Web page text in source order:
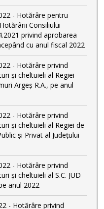
- Hotărâre pentru
Consiliului
privind aprobarea
cu anul fiscal 2022
- Hotărâre privind
și cheltuieli al Regiei
Argeș R.A., pe anul
- Hotărâre privind
și cheltuieli al Regiei de
și Privat al Județului
- Hotărâre privind
și cheltuieli al S.C. JUD
anul 2022
- Hotărâre privind